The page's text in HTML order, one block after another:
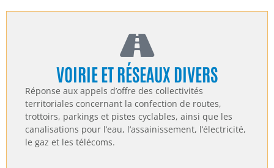
VOIRIE ET RÉSEAUX DIVERS
Réponse aux appels d’offre des collectivités
territoriales concernant la confection de routes,
trottoirs, parkings et pistes cyclables, ainsi que les
canalisations pour l’eau, l’assainissement, l’électricité,
le gaz et les télécoms.